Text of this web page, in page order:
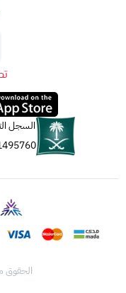
السجل
الحقوق